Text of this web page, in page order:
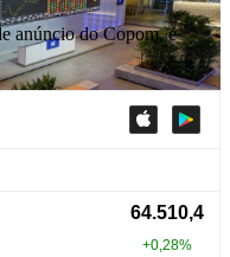
anúncio do Copom, e